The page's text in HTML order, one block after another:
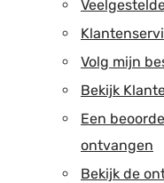
Volg mijn
Bekijk
Een
ontvangen
Bekijk de